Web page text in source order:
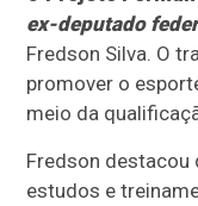
ex-deputado
Fredson Silva. O
promover o
meio da
Fredson destacou
estudos e